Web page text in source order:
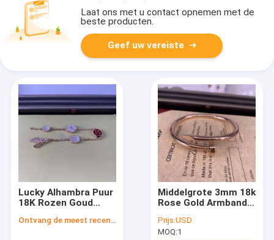
Laat ons met u contact opnemen met de
beste producten.
Geef uw vereiste
Lucky Alhambra Puur
18K Rozen Goud
Motieven
Ontvang de meest recente Prijs
Middelgrote 3mm 18k
Rose Gold Armband
Juste Un Clou
Armband
Prijs:USD
MOQ:1